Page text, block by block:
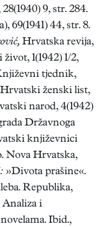
9, str. 284.
69(1941) 44, str. 8.
Hrvatska revija,
1(1942) 1/2,
tjednik,
Hrvatski ženski list,
narod, 4(1942)
Državnoga
književnici
Nova Hrvatska,
»Divota prašine«.
Republika,
Analiza i
Ibid.,